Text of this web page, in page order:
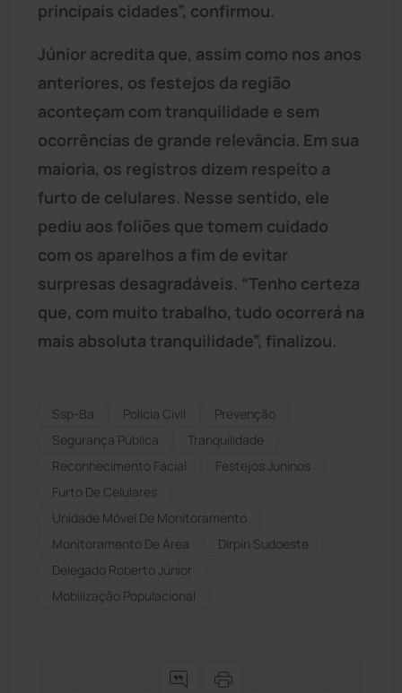
principais cidades”, confirmou.
Júnior acredita que, assim como nos anos
anteriores, os festejos da região
aconteçam com tranquilidade e sem
ocorrências de grande relevância. Em sua
maioria, os registros dizem respeito a
furto de celulares. Nesse sentido, ele
pediu aos foliões que tomem cuidado
com os aparelhos a fim de evitar
surpresas desagradáveis. “Tenho certeza
que, com muito trabalho, tudo ocorrerá na
mais absoluta tranquilidade”, finalizou.
Ssp-Ba Polícia Civil
Prevenção
Segurança Pública
Tranquilidade
Reconhecimento Facial
Festejos Juninos
Furto De Celulares
Unidade Móvel De Monitoramento
Monitoramento De Área
Dirpin Sudoeste
Delegado Roberto Júnior
Mobilização Populacional